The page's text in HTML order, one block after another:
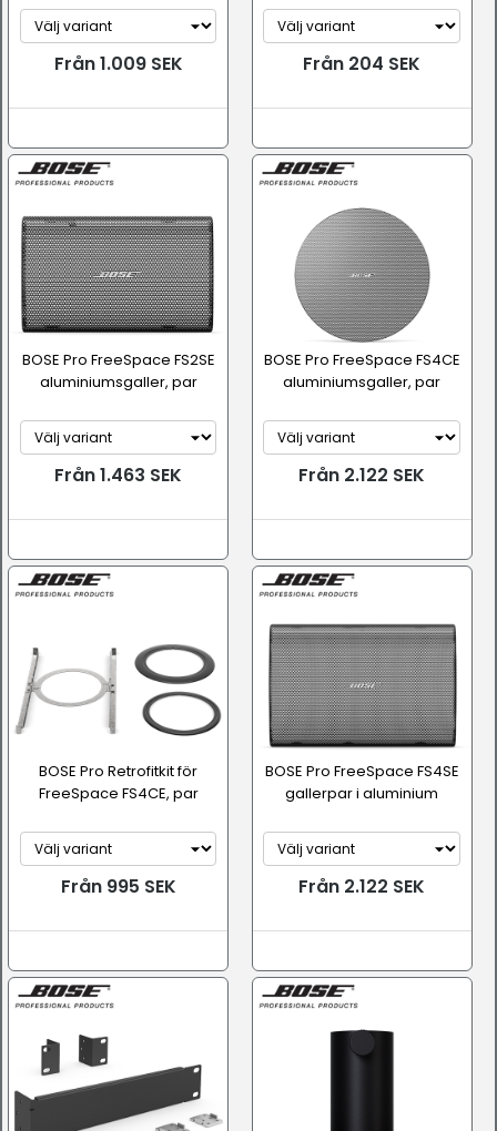
Från 1.009 SEK Från 204 SEK
BOSE Pro FreeSpace FS2SE
aluminiumsgaller, par
Från 1.463 SEK
BOSE Pro FreeSpace FS4CE
aluminiumsgaller, par
Från 2.122 SEK
BOSE Pro Retrofitkit för
FreeSpace FS4CE, par
Från 995 SEK
BOSE Pro FreeSpace FS4SE
gallerpar i aluminium
Från 2.122 SEK